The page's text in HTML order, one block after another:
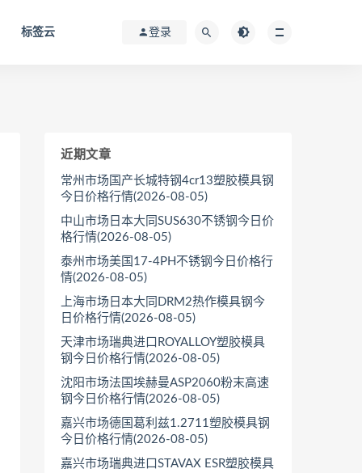
标签云 登录
近期文章
常州市场国产长城特钢4cr13塑胶模具钢
今日价格行情(2026-08-05)
中山市场日本大同SUS630不锈钢今日价
格行情(2026-08-05)
泰州市场美国17-4PH不锈钢今日价格行
情(2026-08-05)
上海市场日本大同DRM2热作模具钢今
日价格行情(2026-08-05)
天津市场瑞典进口ROYALLOY塑胶模具
钢今日价格行情(2026-08-05)
沈阳市场法国埃赫曼ASP2060粉末高速
钢今日价格行情(2026-08-05)
嘉兴市场德国葛利兹1.2711塑胶模具钢
今日价格行情(2026-08-05)
嘉兴市场瑞典进口STAVAX ESR塑胶模具